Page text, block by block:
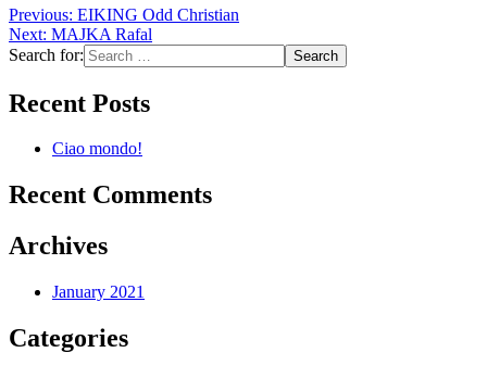
Previous: EIKING Odd Christian
Next: MAJKA Rafal
Search for:
Recent Posts
Ciao mondo!
Recent Comments
Archives
January 2021
Categories